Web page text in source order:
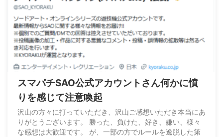
スマパチSAO公式アカウントさん何かに憤
りを感じて注意喚起
沢山の方々に打っていただき、沢山ご感想いただき本当にあ
りがとうございます。 勝った、負けた、好き、嫌い、様々
な感想は大歓迎です。 が、一部の方でルールを逸脱した第